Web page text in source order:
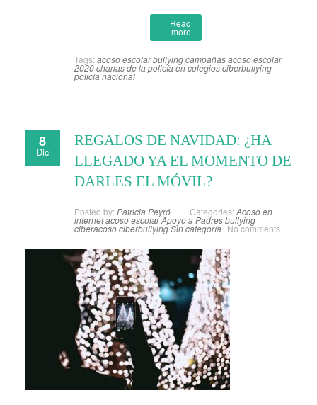
Read
more
Tags: acoso escolarbullyingcampañas acoso escolar
2020charlas de la policía en colegiosciberbullying
policía nacional
8
Dic
REGALOS DE NAVIDAD: ¿HA
LLEGADO YA EL MOMENTO DE
DARLES EL MÓVIL?
Posted by: Patricia Peyró Categories: Acoso en
internetacoso escolarApoyo a Padresbullying
ciberacosociberbullyingSin categoría No comments